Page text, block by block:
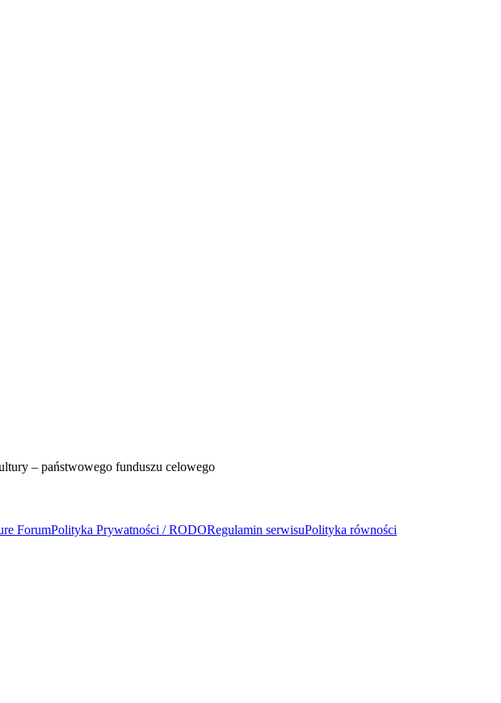
– państwowego funduszu celowego
ForumPolityka Prywatności / RODORegulamin serwisuPolityka równości